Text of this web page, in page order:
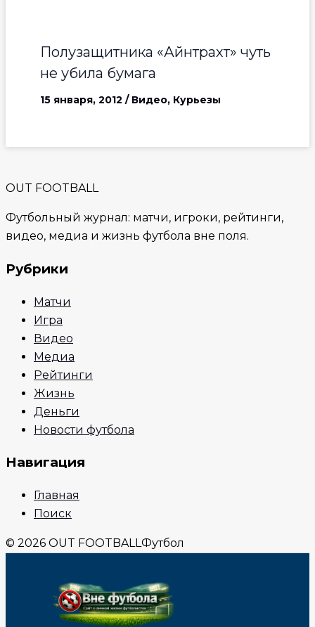
Полузащитника «Айнтрахт» чуть
не убила бумага
15 января, 2012 / Видео, Курьезы
OUT FOOTBALL
Футбольный журнал: матчи, игроки, рейтинги,
видео, медиа и жизнь футбола вне поля.
Рубрики
Матчи
Игра
Видео
Медиа
Рейтинги
Жизнь
Деньги
Новости футбола
Навигация
Главная
Поиск
© 2026 OUT FOOTBALLФутбол